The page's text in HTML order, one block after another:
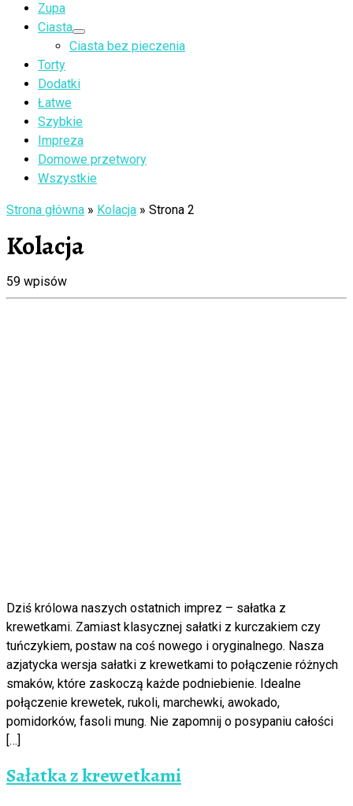
Zupa
Ciasta
Ciasta bez pieczenia
Torty
Dodatki
Łatwe
Szybkie
Impreza
Domowe przetwory
Wszystkie
Strona główna » Kolacja » Strona 2
Kolacja
59 wpisów
Dziś królowa naszych ostatnich imprez – sałatka z
krewetkami. Zamiast klasycznej sałatki z kurczakiem czy
tuńczykiem, postaw na coś nowego i oryginalnego. Nasza
azjatycka wersja sałatki z krewetkami to połączenie różnych
smaków, które zaskoczą każde podniebienie. Idealne
połączenie krewetek, rukoli, marchewki, awokado,
pomidorków, fasoli mung. Nie zapomnij o posypaniu całości
[…]
Sałatka z krewetkami